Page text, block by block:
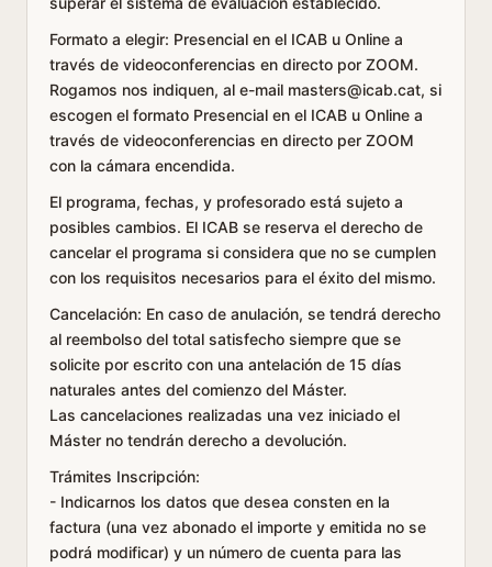
Formato a elegir: Presencial en el ICAB u Online a
través de videoconferencias en directo por ZOOM.
Rogamos nos indiquen, al e-mail masters@icab.cat, si
escogen el formato Presencial en el ICAB u Online a
través de videoconferencias en directo per ZOOM
con la cámara encendida.
El programa, fechas, y profesorado está sujeto a
posibles cambios. El ICAB se reserva el derecho de
cancelar el programa si considera que no se cumplen
con los requisitos necesarios para el éxito del mismo.
Cancelación: En caso de anulación, se tendrá derecho
al reembolso del total satisfecho siempre que se
solicite por escrito con una antelación de 15 días
naturales antes del comienzo del Máster.
Las cancelaciones realizadas una vez iniciado el
Máster no tendrán derecho a devolución.
Trámites Inscripción:
- Indicarnos los datos que desea consten en la
factura (una vez abonado el importe y emitida no se
podrá modificar) y un número de cuenta para las